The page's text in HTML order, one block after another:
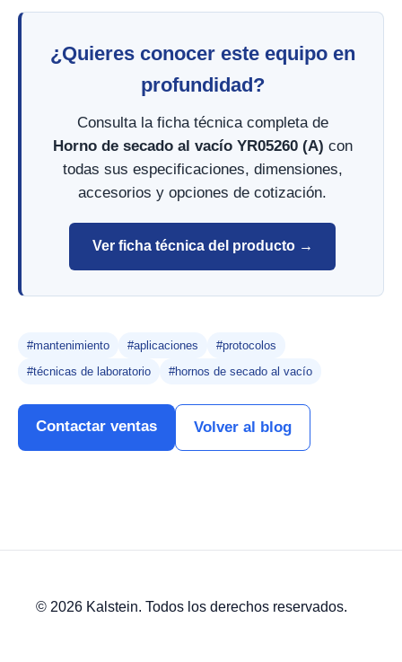
¿Quieres conocer este equipo en
profundidad?
Consulta la ficha técnica completa de
Horno de secado al vacío YR05260 (A) con
todas sus especificaciones, dimensiones,
accesorios y opciones de cotización.
Ver ficha técnica del producto →
#mantenimiento #aplicaciones
#protocolos
#técnicas de laboratorio
#hornos de secado al vacío
Contactar ventas Volver al blog
© 2026 Kalstein. Todos los derechos reservados.